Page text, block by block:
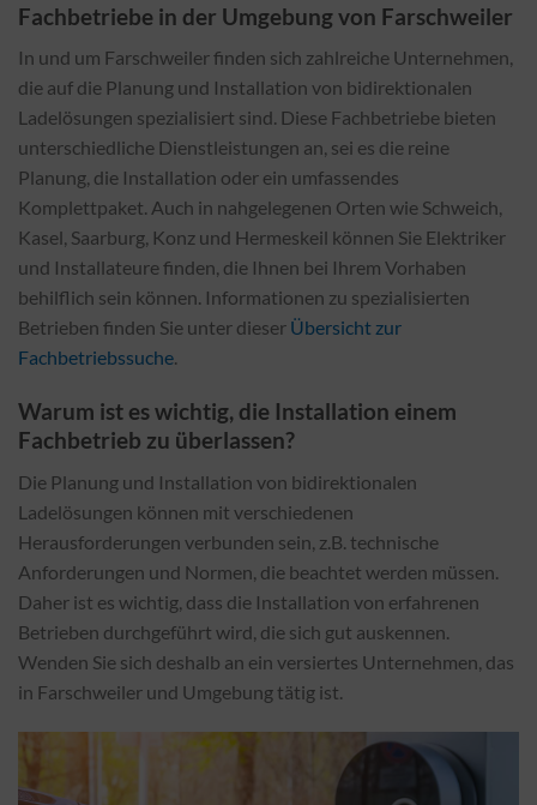
Fachbetriebe in der Umgebung von Farschweiler
In und um Farschweiler finden sich zahlreiche Unternehmen,
die auf die Planung und Installation von bidirektionalen
Ladelösungen spezialisiert sind. Diese Fachbetriebe bieten
unterschiedliche Dienstleistungen an, sei es die reine
Planung, die Installation oder ein umfassendes
Komplettpaket. Auch in nahgelegenen Orten wie Schweich,
Kasel, Saarburg, Konz und Hermeskeil können Sie Elektriker
und Installateure finden, die Ihnen bei Ihrem Vorhaben
behilflich sein können. Informationen zu spezialisierten
Betrieben finden Sie unter dieser Übersicht zur
Fachbetriebssuche.
Warum ist es wichtig, die Installation einem
Fachbetrieb zu überlassen?
Die Planung und Installation von bidirektionalen
Ladelösungen können mit verschiedenen
Herausforderungen verbunden sein, z.B. technische
Anforderungen und Normen, die beachtet werden müssen.
Daher ist es wichtig, dass die Installation von erfahrenen
Betrieben durchgeführt wird, die sich gut auskennen.
Wenden Sie sich deshalb an ein versiertes Unternehmen, das
in Farschweiler und Umgebung tätig ist.